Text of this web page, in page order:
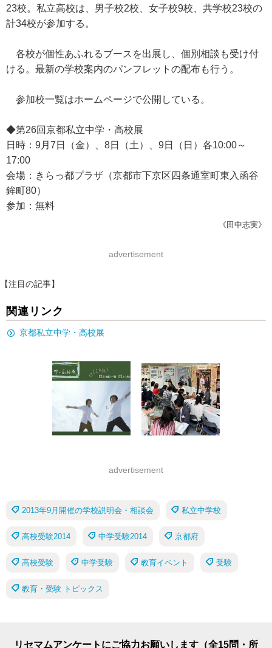
23校。私立高校は、男子校2校、女子校9校、共学校23校の
計34校が参加する。
各校が個性あふれるブースを出展し、個別相談も受け付
ける。最新の学校案内のパンフレットの配布も行う。
参加校一覧はホームページで公開している。
◆第26回京都私立中学・高校展
日時：9月7日（金）、8日（土）、9日（日）各10:00～
17:00
会場：きらっ都プラザ（京都市下京区四条通室町東入函谷
鉾町80）
参加：無料
《田中志実》
advertisement
【注目の記事】
関連リンク
京都私立中学・高校展
advertisement
2013年9月開催の学校説明会・相談会 私立中学校
高校受験2014 中学受験2014 京都府
高校受験 中学受験 教育イベント 受験
教育・受験 トピックス
リセマムアンケートにご協力お願いします（全15問・所